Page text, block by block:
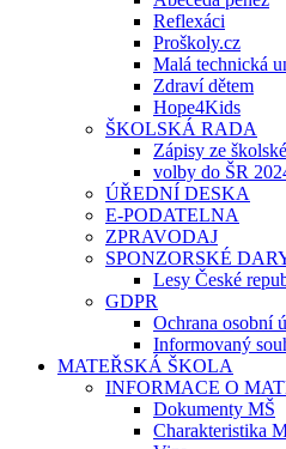
Reflexáci
Proškoly.cz
Malá technická
Zdraví dětem
Hope4Kids
ŠKOLSKÁ RADA
Zápisy ze
volby do ŠR
ÚŘEDNÍ DESKA
E-PODATELNA
ZPRAVODAJ
SPONZORSKÉ
Lesy České
GDPR
Ochrana osobní
Informovaný
MATEŘSKÁ ŠKOLA
INFORMACE O
Dokumenty MŠ
Charakteristika